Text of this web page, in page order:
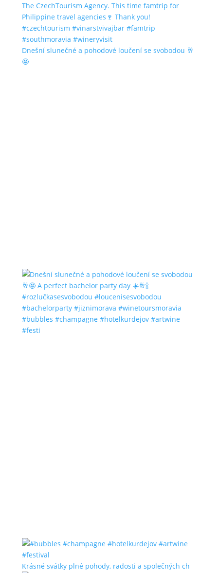
Dnešní slunečné a pohodové loučení se svobodou 🥂
🤩
#bubbles #champagne #hotelkurdejov #artwine
#festi
Krásné svátky plné pohody, radosti a společných ch